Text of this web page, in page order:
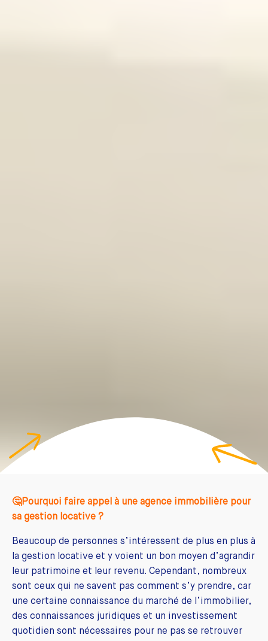
🤔Pourquoi faire appel à une agence immobilière pour
sa gestion locative ?
Beaucoup de personnes s’intéressent de plus en plus à
la gestion locative et y voient un bon moyen d’agrandir
leur patrimoine et leur revenu. Cependant, nombreux
sont ceux qui ne savent pas comment s’y prendre, car
une certaine connaissance du marché de l’immobilier,
des connaissances juridiques et un investissement
quotidien sont nécessaires pour ne pas se retrouver